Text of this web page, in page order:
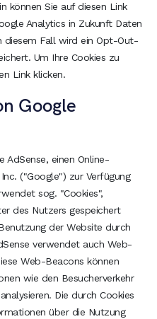
können Sie auf diesen Link
Analytics in Zukunft Daten
diesem Fall wird ein Opt-Out-
Um Ihre Cookies zu
Link klicken.
Google
AdSense, einen Online-
("Google") zur Verfügung
sog. "Cookies",
des Nutzers gespeichert
der Website durch
verwendet auch Web-
Web-Beacons können
wie den Besucherverkehr
Die durch Cookies
über die Nutzung